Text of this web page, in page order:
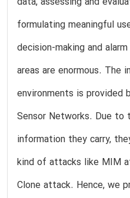
formulating meaningful
decision-making and
areas are enormous. The
environments is provided
Sensor Networks. Due
information they carry,
kind of attacks like MIM
Clone attack. Hence, we